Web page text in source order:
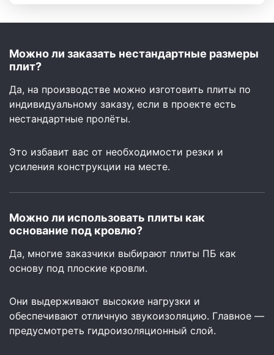
Можно ли заказать нестандартные размеры
плит?
Да, на производстве можно изготовить плиты по
индивидуальному заказу, если в проекте есть
нестандартные пролёты.
Это избавит вас от необходимости резки и
усиления конструкции на месте.
Можно ли использовать плиты как
основание под кровлю?
Да, многие заказчики выбирают плиты ПБ как
основу под плоские кровли.
Они выдерживают высокие нагрузки и
обеспечивают отличную звукоизоляцию. Главное —
предусмотреть гидроизоляционный слой.